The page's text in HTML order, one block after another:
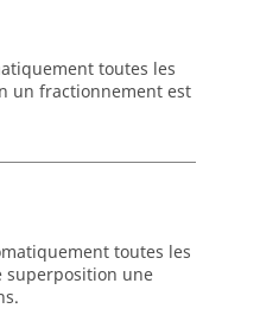
toutes les
un fractionnement est
toutes les
superposition une